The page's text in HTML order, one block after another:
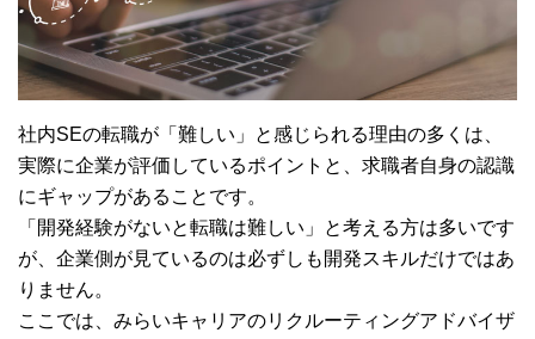
社内SEの転職が「難しい」と感じられる理由の多くは、
実際に企業が評価しているポイントと、求職者自身の認識
にギャップがあることです。
「開発経験がないと転職は難しい」と考える方は多いです
が、企業側が見ているのは必ずしも開発スキルだけではあ
りません。
ここでは、みらいキャリアのリクルーティングアドバイザ